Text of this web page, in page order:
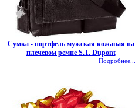
Сумка - портфель мужская кожаная на
плечевом ремне S.T. Dupont
Подробнее...